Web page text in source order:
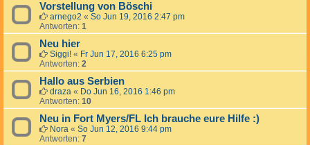
Vorstellung von Böschi
arnego2 « So Jun 19, 2016 2:47 pm
Antworten: 1
Neu hier
Siggi! « Fr Jun 17, 2016 6:25 pm
Antworten: 2
Hallo aus Serbien
draza « Do Jun 16, 2016 1:46 pm
Antworten: 10
Neu in Fort Myers/FL Ich brauche eure Hilfe :)
Nora « So Jun 12, 2016 9:44 pm
Antworten: 7